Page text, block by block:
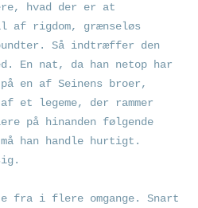
hvad der er at
af rigdom, grænseløs
Så indtræffer den
En nat, da han netop har
en af Seinens broer,
et legeme, der rammer
på hinanden følgende
han handle hurtigt.
fra i flere omgange. Snart